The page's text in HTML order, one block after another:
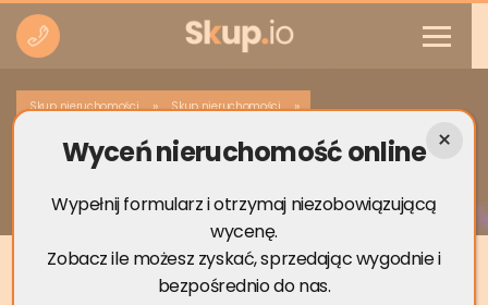
Skup nieruchomości » Skup nieruchomości »
Skup nieruchomości Kamień Pomorski
Wyceń nieruchomość online
Wypełnij formularz i otrzymaj niezobowiązującą
wycenę.
Zobacz ile możesz zyskać, sprzedając wygodnie i
bezpośrednio do nas.